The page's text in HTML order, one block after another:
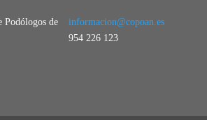
Podólogos de
informacion@copoan.es
954 226 123